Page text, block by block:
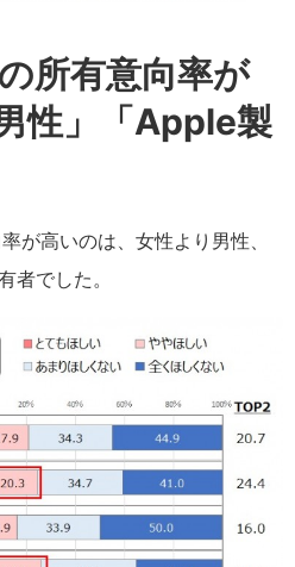
所有意向率が
性」「Apple製
が高いのは、女性より男性、
者でした。